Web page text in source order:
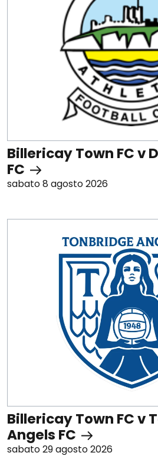
Billericay Town FC v
FC
sabato 8 agosto 2026
Billericay Town FC v
Angels FC
sabato 29 agosto 2026